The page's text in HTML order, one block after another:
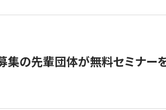
集の先輩団体が無料セミナー